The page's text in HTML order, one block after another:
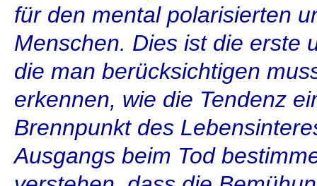
für den mental polarisierten
Menschen. Dies ist die erste
die man berücksichtigen
erkennen, wie die Tendenz
Brennpunkt des
Ausgangs beim Tod